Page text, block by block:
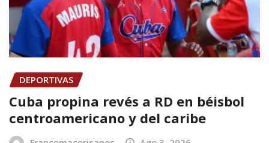
DEPORTIVAS
Cuba propina revés a RD en béisbol
centroamericano y del caribe